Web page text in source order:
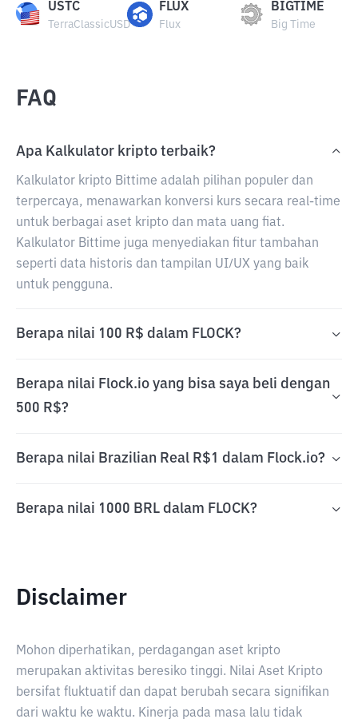
USTC
TerraClassicUSD
FLUX
Flux
BIGTIME
Big Time
FAQ
Apa Kalkulator kripto terbaik?
Kalkulator kripto Bittime adalah pilihan populer dan
terpercaya, menawarkan konversi kurs secara real-time
untuk berbagai aset kripto dan mata uang fiat.
Kalkulator Bittime juga menyediakan fitur tambahan
seperti data historis dan tampilan UI/UX yang baik
untuk pengguna.
Berapa nilai 100 R$ dalam FLOCK?
Berapa nilai Flock.io yang bisa saya beli dengan
500 R$?
Berapa nilai Brazilian Real R$1 dalam Flock.io?
Berapa nilai 1000 BRL dalam FLOCK?
Disclaimer
Mohon diperhatikan, perdagangan aset kripto
merupakan aktivitas beresiko tinggi. Nilai Aset Kripto
bersifat fluktuatif dan dapat berubah secara signifikan
dari waktu ke waktu. Kinerja pada masa lalu tidak